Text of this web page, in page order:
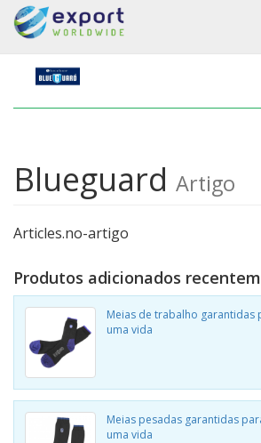
Blueguard Artigo
Articles.no-artigo
Produtos adicionados
Meias de trabalho garantidas
uma vida
Meias pesadas garantidas
uma vida